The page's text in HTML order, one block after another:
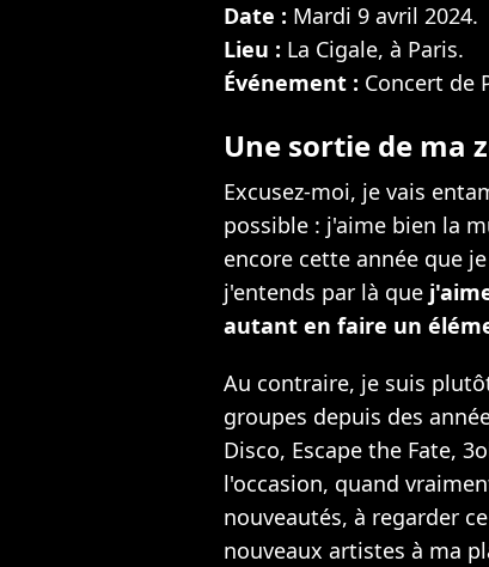
Date : Mardi 9 avril 2024.
Lieu : La Cigale, à Paris.
Événement : Concert de
Une sortie de ma
Excusez-moi, je vais
possible : j'aime bien la
encore cette année que
j'entends par là que
autant en faire un
Au contraire, je suis
groupes depuis des
Disco, Escape the Fate,
l'occasion, quand
nouveautés, à regarder
nouveaux artistes à ma